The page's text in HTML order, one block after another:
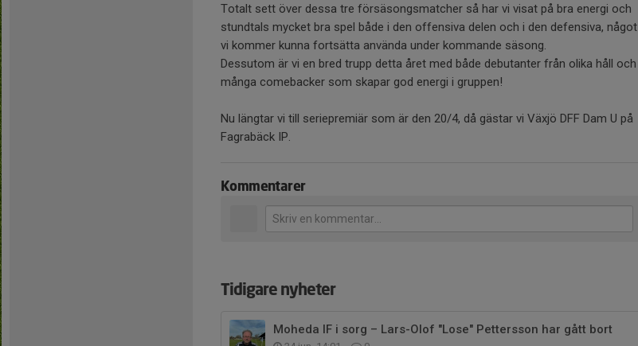
Totalt sett över dessa tre försäsongsmatcher så har vi visat på bra energi och
stundtals mycket bra spel både i den offensiva delen och i den defensiva, något
vi kommer kunna fortsätta använda under kommande säsong.
Dessutom är vi en bred trupp detta året med både debutanter från olika håll och
många comebacker som skapar god energi i gruppen!
Nu längtar vi till seriepremiär som är den 20/4, då gästar vi Växjö DFF Dam U på
Fagrabäck IP.
Kommentarer
Tidigare nyheter
Moheda IF i sorg – Lars-Olof "Lose" Pettersson har gått bort